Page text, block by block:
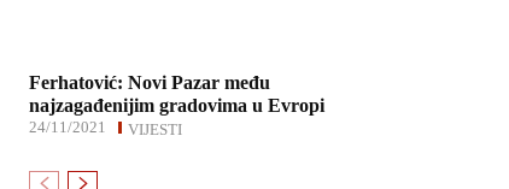
Ferhatović: Novi Pazar među
najzagađenijim gradovima u Evropi
VIJESTI
24/11/2021